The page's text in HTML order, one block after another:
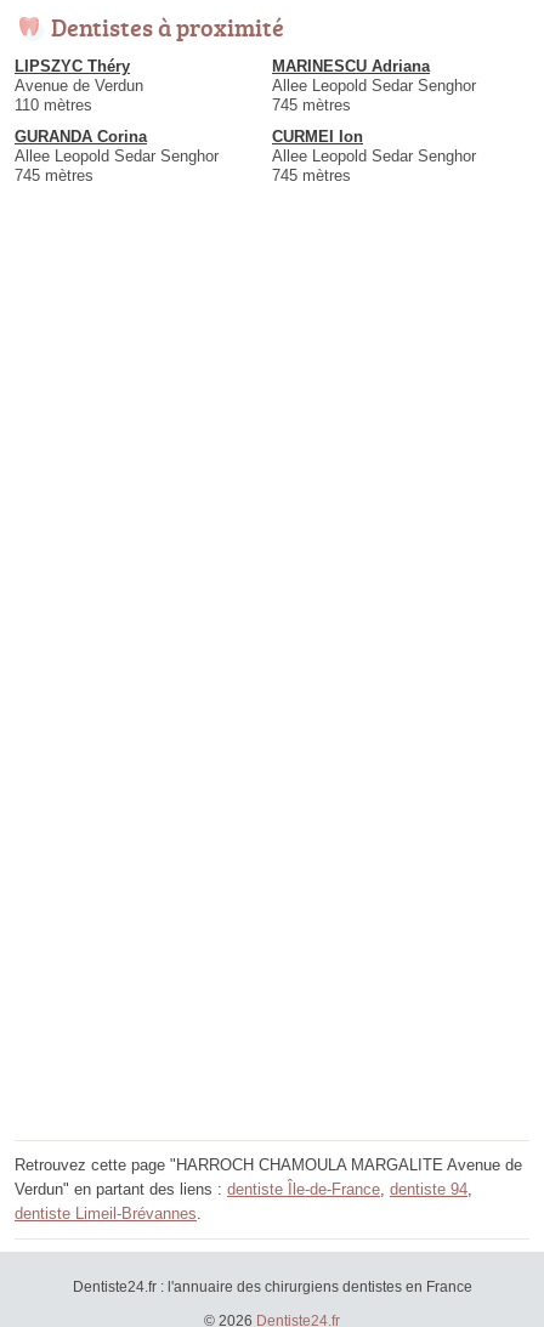
Dentistes à proximité
LIPSZYC Théry
Avenue de Verdun
110 mètres
MARINESCU Adriana
Allee Leopold Sedar Senghor
745 mètres
GURANDA Corina
Allee Leopold Sedar Senghor
745 mètres
CURMEI Ion
Allee Leopold Sedar Senghor
745 mètres
Retrouvez cette page "HARROCH CHAMOULA MARGALITE Avenue de
Verdun" en partant des liens : dentiste Île-de-France, dentiste 94,
dentiste Limeil-Brévannes.
Dentiste24.fr : l'annuaire des chirurgiens dentistes en France
© 2026 Dentiste24.fr